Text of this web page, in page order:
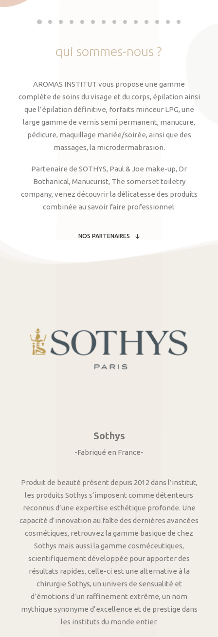
qui sommes-nous ?
AROMAS INSTITUT vous propose une gamme
complète de soins du visage et du corps, épilation ainsi
que l’épilation définitive, forfaits minceur LPG, une
large gamme de vernis semi permanent, manucure,
pédicure, maquillage mariée/soirée, ainsi que des
massages, la microdermabrasion.
Partenaire de SOTHYS, Paul & Joe make-up, Dr
Bothanical, Manucurist, The somerset toiletry
company, venez découvrir la délicatesse des produits
combinée au savoir faire professionnel.
NOS PARTENAIRES
Sothys
-Fabriqué en France-
Produit de beauté présent depuis 2012 dans l’institut,
les produits Sothys s’imposent comme détenteurs
reconnus d’une expertise esthétique profonde. Une
capacité d’innovation au faîte des dernières avancées
cosmétiques, retrouvez la gamme basique de chez
Sothys mais aussi la gamme cosméceutiques,
scientifiquement développée pour apporter des
résultats rapides, celle-ci est une alternative à la
chirurgie Sothys, un univers de sensualité et
d’émotions d’un raffinement extrême, un nom
mythique synonyme d’excellence et de prestige dans
les instituts du monde entier.